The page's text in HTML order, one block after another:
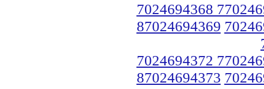
7024694368
87024694369
7024694372
87024694373